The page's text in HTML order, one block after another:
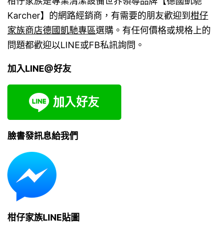
Karcher】的網路經銷商，有需要的朋友歡迎到 柑仔
家族商店德國凱馳專區選購。有任何價格或規格上的
問題都歡迎以LINE或FB私訊詢問。
加入LINE@好友
臉書發訊息給我們
柑仔家族LINE貼圖